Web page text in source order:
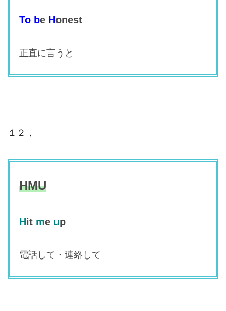
To be Honest
正直に言うと
１２，
HMU
Hit meup
電話して・連絡して